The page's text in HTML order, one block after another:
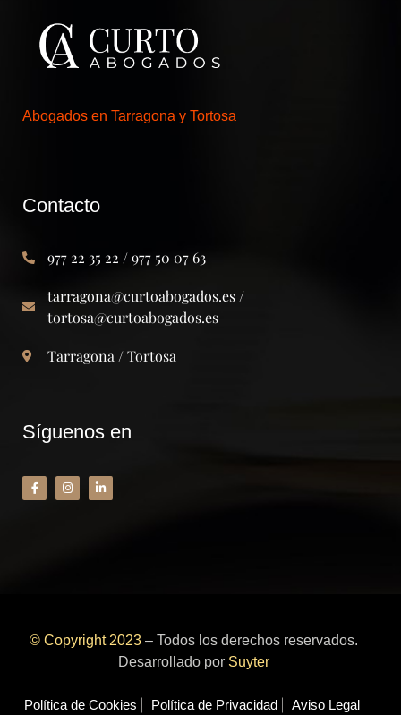
Abogados en Tarragona y Tortosa
Contacto
977 22 35 22 / 977 50 07 63
tarragona@curtoabogados.es /
tortosa@curtoabogados.es
Tarragona / Tortosa
Síguenos en
© Copyright 2023 – Todos los derechos reservados.
Desarrollado por Suyter
Política de Cookies Política de Privacidad Aviso Legal